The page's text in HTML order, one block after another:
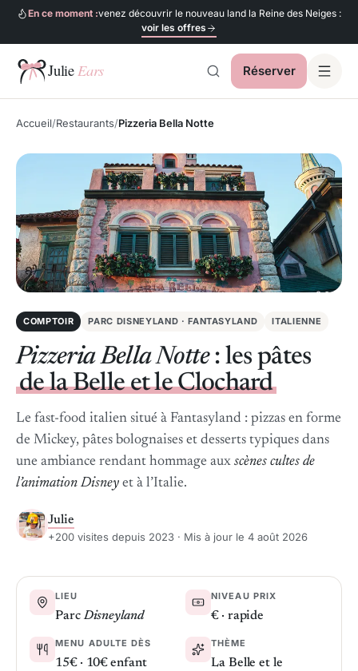
En ce moment :venez découvrir le nouveau land la Reine des Neiges :
voir les offres
Julie Ears
Réserver
Accueil Restaurants Pizzeria Bella Notte
COMPTOIR PARC DISNEYLAND · FANTASYLAND ITALIENNE
Pizzeria Bella Notte: les pâtes
de la Belle et le Clochard
Le fast-food italien situé à Fantasyland : pizzas en forme
de Mickey, pâtes bolognaises et desserts typiques dans
une ambiance rendant hommage aux scènes cultes de
l’animation Disney et à l’Italie.
Julie
+200 visites depuis 2023 · Mis à jour le 4 août 2026
LIEU
ParcDisneyland
NIVEAU PRIX
€ · rapide
MENU ADULTE DÈS
15€ · 10€ enfant
THÈME
La Belle et le